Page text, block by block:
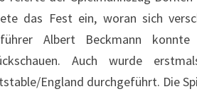
das Fest ein, woran sich
Albert Beckmann
Auch wurde
England durchgeführt. Die